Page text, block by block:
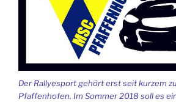
Der Rallyesport gehört erst seit kurzem
Pfaffenhofen. Im Sommer 2018 soll es